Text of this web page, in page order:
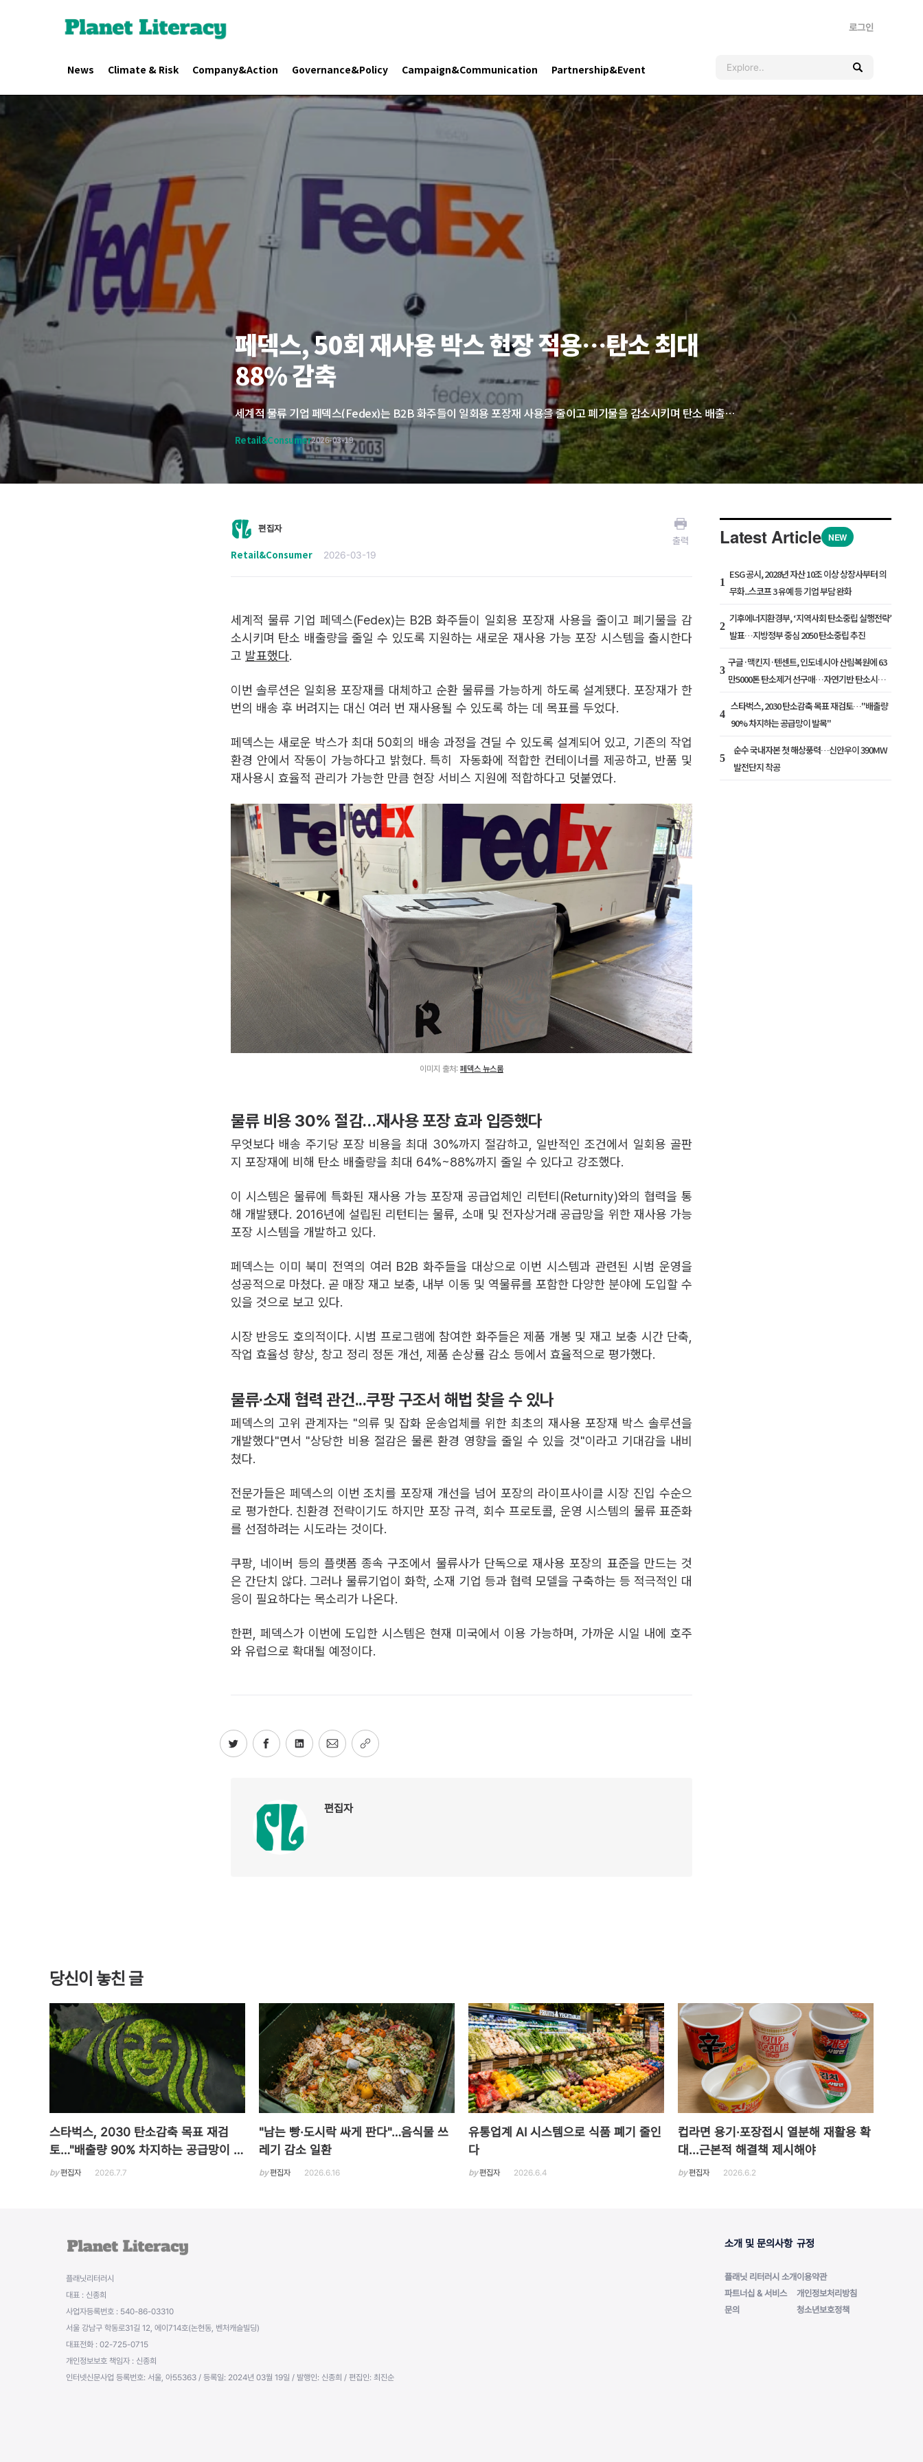
로그인
News Climate & Risk Company&Action Governance&Policy Campaign&Communication Partnership&Event
Search 플래닛 리터러시
페덱스, 50회 재사용 박스 현장 적용…탄소 최대
88% 감축
세계적 물류 기업 페덱스(Fedex)는 B2B 화주들이 일회용 포장재 사용을 줄이고 폐기물을 감소시키며 탄소 배출량을 줄일 수 있도록 지원하는 새로운 재사용 가능 포장 시스템을 출시했다. 전문가들은 페덱스의 이번 조치를 포장재 개선을 넘어 포장의 라이프사이클 시장 진입 수순으로 평가한다. 친환경 전략이기도 하지만 포장 규격, 회수 프로토콜, 운영 시스템의 물류 표준화를 선점하려는 시도라는 것이다.
Retail&Consumer2026-03-19
편집자
출력
Retail&Consumer 2026-03-19
세계적 물류 기업 페덱스(Fedex)는 B2B 화주들이 일회용 포장재 사용을 줄이고 폐기물을 감
소시키며 탄소 배출량을 줄일 수 있도록 지원하는 새로운 재사용 가능 포장 시스템을 출시한다
고 발표했다.
이번 솔루션은 일회용 포장재를 대체하고 순환 물류를 가능하게 하도록 설계됐다. 포장재가 한
번의 배송 후 버려지는 대신 여러 번 재사용될 수 있도록 하는 데 목표를 두었다.
페덱스는 새로운 박스가 최대 50회의 배송 과정을 견딜 수 있도록 설계되어 있고, 기존의 작업
환경 안에서 작동이 가능하다고 밝혔다. 특히 자동화에 적합한 컨테이너를 제공하고, 반품 및
재사용시 효율적 관리가 가능한 만큼 현장 서비스 지원에 적합하다고 덧붙였다.
이미지 출처: 페덱스 뉴스룸
물류 비용 30% 절감…재사용 포장 효과 입증했다
무엇보다 배송 주기당 포장 비용을 최대 30%까지 절감하고, 일반적인 조건에서 일회용 골판
지 포장재에 비해 탄소 배출량을 최대 64%~88%까지 줄일 수 있다고 강조했다.
이 시스템은 물류에 특화된 재사용 가능 포장재 공급업체인 리턴티(Returnity)와의 협력을 통
해 개발됐다. 2016년에 설립된 리턴티는 물류, 소매 및 전자상거래 공급망을 위한 재사용 가능
포장 시스템을 개발하고 있다.
페덱스는 이미 북미 전역의 여러 B2B 화주들을 대상으로 이번 시스템과 관련된 시범 운영을
성공적으로 마쳤다. 곧 매장 재고 보충, 내부 이동 및 역물류를 포함한 다양한 분야에 도입할 수
있을 것으로 보고 있다.
시장 반응도 호의적이다. 시범 프로그램에 참여한 화주들은 제품 개봉 및 재고 보충 시간 단축,
작업 효율성 향상, 창고 정리 정돈 개선, 제품 손상률 감소 등에서 효율적으로 평가했다.
물류·소재 협력 관건...쿠팡 구조서 해법 찾을 수 있나
페덱스의 고위 관계자는 "의류 및 잡화 운송업체를 위한 최초의 재사용 포장재 박스 솔루션을
개발했다"면서 "상당한 비용 절감은 물론 환경 영향을 줄일 수 있을 것"이라고 기대감을 내비
쳤다.
전문가들은 페덱스의 이번 조치를 포장재 개선을 넘어 포장의 라이프사이클 시장 진입 수순으
로 평가한다. 친환경 전략이기도 하지만 포장 규격, 회수 프로토콜, 운영 시스템의 물류 표준화
를 선점하려는 시도라는 것이다.
쿠팡, 네이버 등의 플랫폼 종속 구조에서 물류사가 단독으로 재사용 포장의 표준을 만드는 것
은 간단치 않다. 그러나 물류기업이 화학, 소재 기업 등과 협력 모델을 구축하는 등 적극적인 대
응이 필요하다는 목소리가 나온다.
한편, 페덱스가 이번에 도입한 시스템은 현재 미국에서 이용 가능하며, 가까운 시일 내에 호주
와 유럽으로 확대될 예정이다.
편집자
Latest Article NEW
1
ESG 공시, 2028년 자산 10조 이상 상장사부터 의
무화...스코프 3 유예 등 기업 부담 완화
2
기후에너지환경부, ‘지역사회 탄소중립 실행전략’
발표…지방정부 중심 2050 탄소중립 추진
3
구글·맥킨지·텐센트, 인도네시아 산림복원에 63
만5000톤 탄소제거 선구매…자연기반 탄소시장
4
스타벅스, 2030 탄소감축 목표 재검토…"배출량
90% 차지하는 공급망이 발목"
5
순수 국내자본 첫 해상풍력…신안우이 390MW
발전단지 착공
당신이 놓친 글
스타벅스, 2030 탄소감축 목표 재검
토…"배출량 90% 차지하는 공급망이 발
목"
by편집자 2026.7.7
"남는 빵·도시락 싸게 판다"…음식물 쓰
레기 감소 일환
by편집자 2026.6.16
유통업계 AI 시스템으로 식품 폐기 줄인
다
by편집자 2026.6.4
컵라면 용기·포장접시 열분해 재활용 확
대...근본적 해결책 제시해야
by편집자 2026.6.2
플래닛리터러시
대표 : 신종희
사업자등록번호 : 540-86-03310
서울 강남구 학동로31길 12, 에이714호(논현동, 벤처캐슬빌딩)
대표전화 : 02-725-0715
개인정보보호 책임자 : 신종희
인터넷신문사업 등록번호: 서울, 아55363 / 등록일: 2024년 03월 19일 / 발행인: 신종희 / 편집인: 최진순
소개 및 문의사항
플래닛 리터러시 소개
파트너십 & 서비스
문의
규정
이용약관
개인정보처리방침
청소년보호정책